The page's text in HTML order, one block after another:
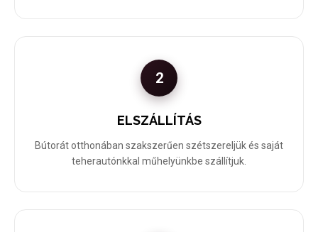
2
ELSZÁLLÍTÁS
Bútorát otthonában szakszerűen szétszereljük és saját
teherautónkkal műhelyünkbe szállítjuk.